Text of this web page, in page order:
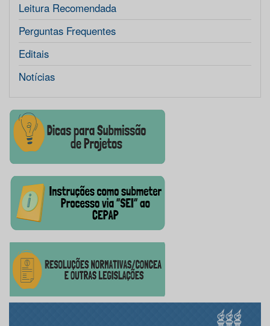
Leitura Recomendada
Perguntas Frequentes
Editais
Notícias